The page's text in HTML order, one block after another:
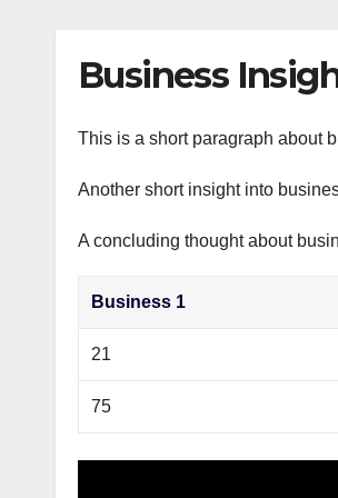
Business
This is a short paragraph about
Another short insight into
A concluding thought about
Business 1
21
75